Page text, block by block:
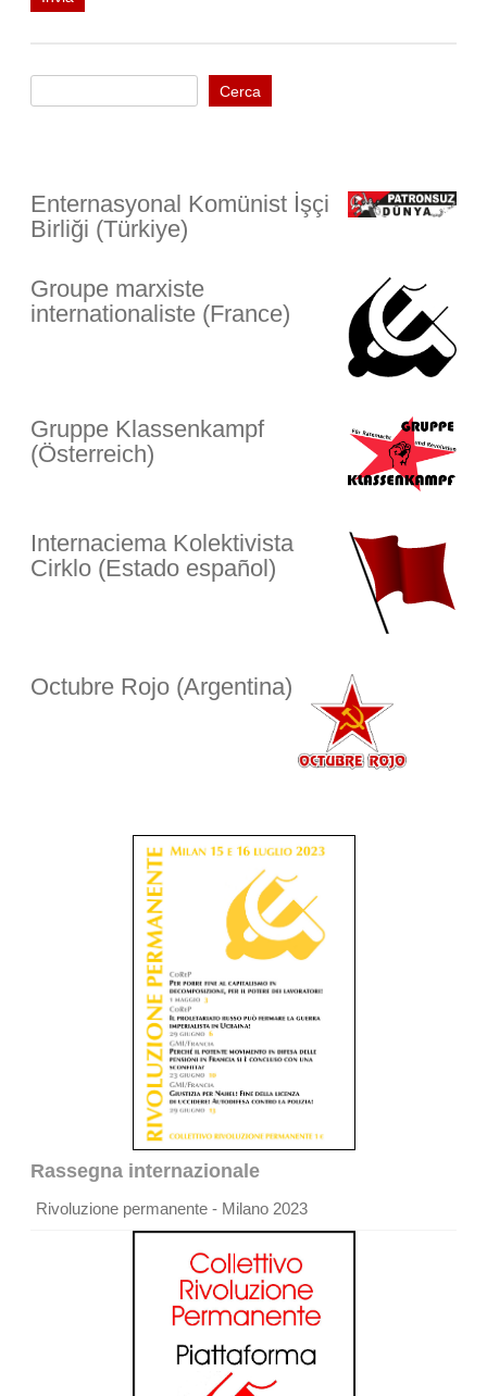
Cerca
Enternasyonal Komünist İşçi
Birliği (Türkiye)
Groupe marxiste
internationaliste (France)
Gruppe Klassenkampf
(Österreich)
Internaciema Kolektivista
Cirklo (Estado español)
Octubre Rojo (Argentina)
Rassegna internazionale
Rivoluzione permanente - Milano 2023